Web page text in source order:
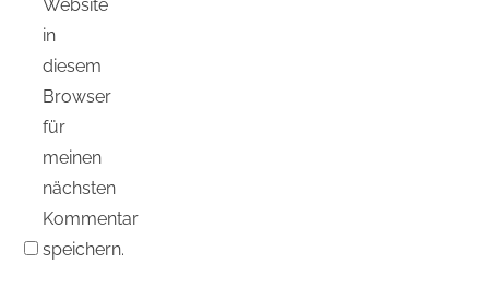
Website
in
diesem
Browser
für
meinen
nächsten
Kommentar
speichern.